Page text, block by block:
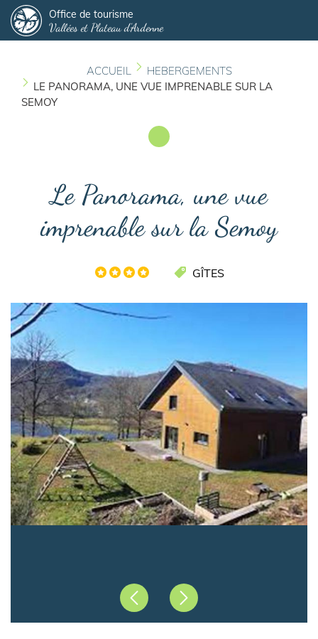
au
contenu
Office de tourisme
Vallées et Plateau d'Ardenne
ACCUEIL
HEBERGEMENTS
LE PANORAMA, UNE VUE IMPRENABLE SUR LA
SEMOY
Le Panorama, une vue
imprenable sur la Semoy
GÎTES
PrécédentSuivant
Panneau de gestion des cookies